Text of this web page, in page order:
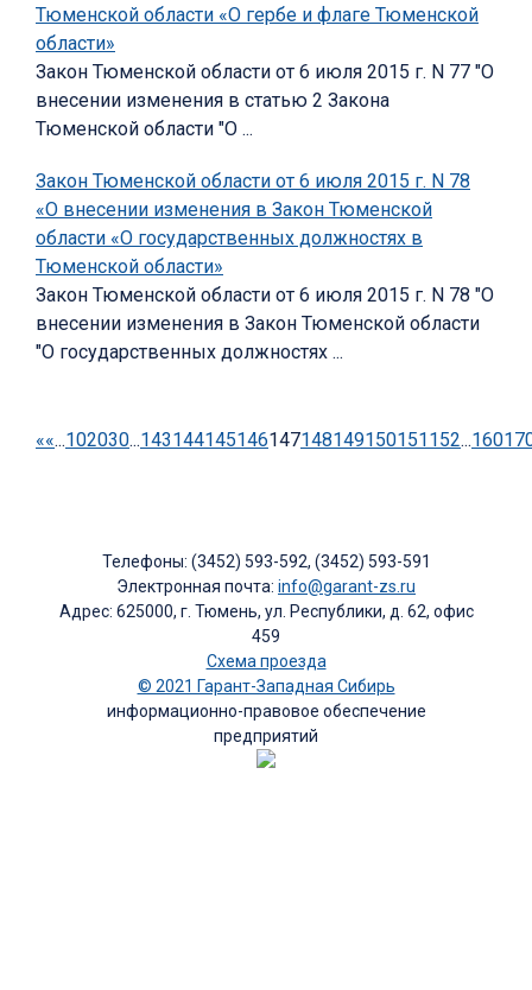
Тюменской области «О гербе и флаге Тюменской
области»
Закон Тюменской области от 6 июля 2015 г. N 77 "О
внесении изменения в статью 2 Закона
Тюменской области "О ...
Закон Тюменской области от 6 июля 2015 г. N 78
«О внесении изменения в Закон Тюменской
области «О государственных должностях в
Тюменской области»
Закон Тюменской области от 6 июля 2015 г. N 78 "О
внесении изменения в Закон Тюменской области
"О государственных должностях ...
««...102030...143144145146147148149150151 152...160
Телефоны: (3452) 593-592, (3452) 593-591
Электронная почта: info@garant-zs.ru
Адрес: 625000, г. Тюмень, ул. Республики, д. 62, офис
459
Схема проезда
© 2021 Гарант-Западная Сибирь
информационно-правовое обеспечение
предприятий